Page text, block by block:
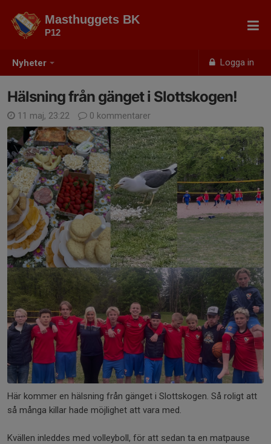
Nyheter Logga in
Masthuggets BK
P12
Hälsning från gänget i Slottskogen!
11 maj, 23:22 0 kommentarer
Här kommer en hälsning från gänget i Slottskogen. Så roligt att
så många killar hade möjlighet att vara med.
Kvällen inleddes med volleyboll, för att sedan ta en matpause